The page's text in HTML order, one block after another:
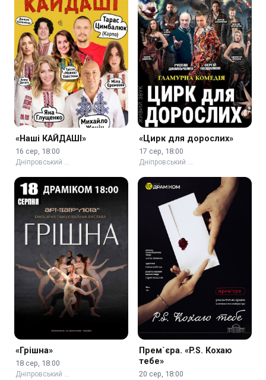
«Наші КАЙДАШІ»
16 сер, 18:00
Дніпровський …
«Цирк для дорослих»
17 сер, 18:00
Дніпровський …
«Грішна»
18 сер, 18:00
Дніпровський …
Прем`єра. «P.S. Кохаю
тебе»
20 сер, 18:00